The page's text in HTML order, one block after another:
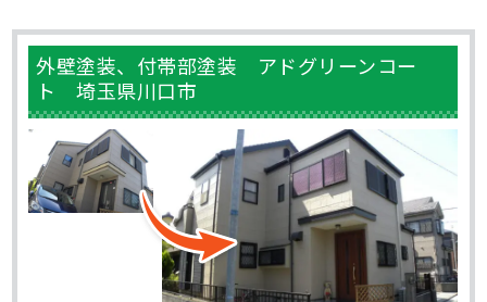
外壁塗装、付帯部塗装 アドグリーンコー
ト 埼玉県川口市